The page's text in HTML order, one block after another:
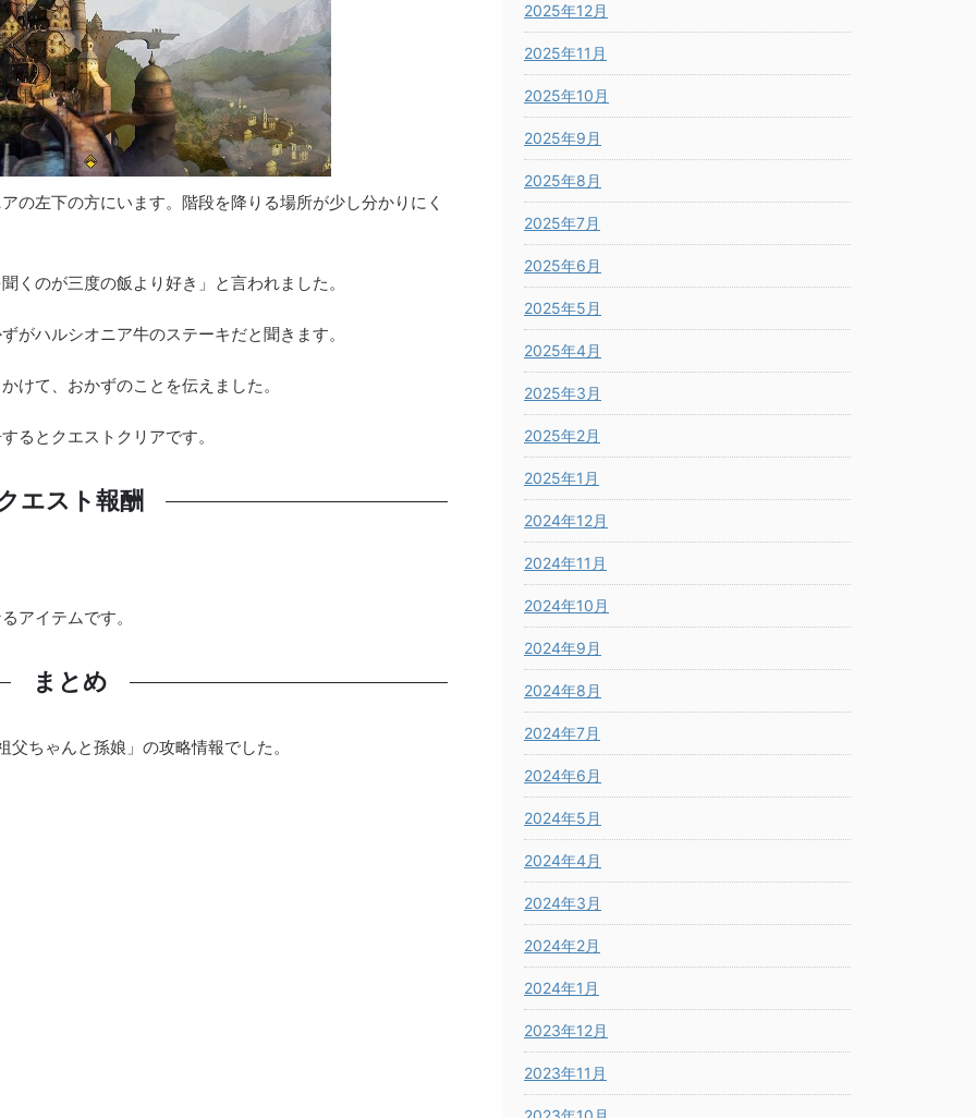
の左下の方にいます。階段を降りる場所が少し分かりにく
くのが三度の飯より好き」と言われました。
がハルシオニア牛のステーキだと聞きます。
けて、おかずのことを伝えました。
るとクエストクリアです。
エスト報酬
アイテムです。
まとめ
ちゃんと孫娘」の攻略情報でした。
2025年12月
2025年11月
2025年10月
2025年9月
2025年8月
2025年7月
2025年6月
2025年5月
2025年4月
2025年3月
2025年2月
2025年1月
2024年12月
2024年11月
2024年10月
2024年9月
2024年8月
2024年7月
2024年6月
2024年5月
2024年4月
2024年3月
2024年2月
2024年1月
2023年12月
2023年11月